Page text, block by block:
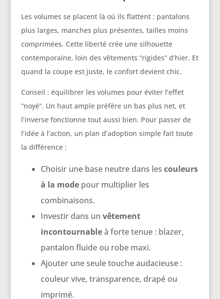
Les volumes se placent là où ils flattent : pantalons
plus larges, manches plus présentes, tailles moins
comprimées. Cette liberté crée une silhouette
contemporaine, loin des vêtements “rigides” d’hier. Et
quand la coupe est juste, le confort devient chic.
Conseil : équilibrer les volumes pour éviter l’effet
“noyé”. Un haut ample préfère un bas plus net, et
l’inverse fonctionne tout aussi bien. Pour passer de
l’idée à l’action, un plan d’adoption simple fait toute
la différence :
Choisir une base neutre dans les couleurs
à la modepour multiplier les
combinaisons.
Investir dans un vêtement
incontournableà forte tenue : blazer,
pantalon fluide ou robe maxi.
Ajouter une seule touche audacieuse :
couleur vive, transparence, drapé ou
imprimé.